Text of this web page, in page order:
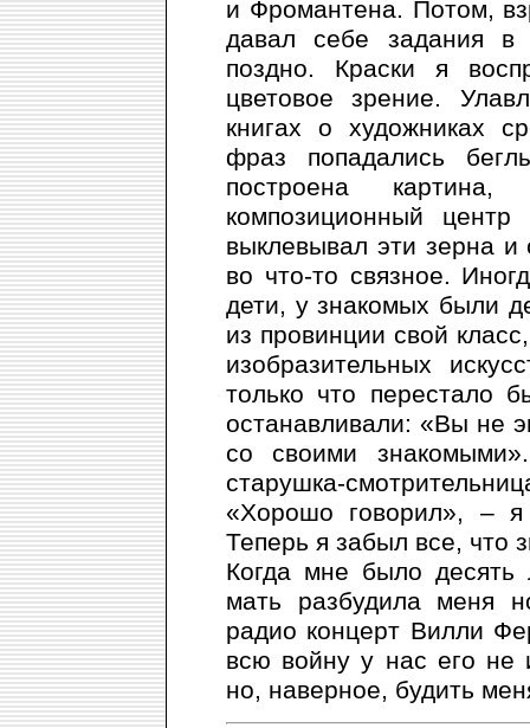
и Фромантена. Потом,
давал себе задания
поздно. Краски я
цветовое зрение.
книгах о художниках
фраз попадались
построена
композиционный
выклевывал эти зерна и
во что-то связное.
дети, у знакомых были
из провинции свой
изобразительных
только что перестало
останавливали: «Вы не
со своими
старушка-
«Хорошо говорил», –
Теперь я забыл все, что
Когда мне было десять
мать разбудила меня
радио концерт Вилли
всю войну у нас его не
но, наверное, будить